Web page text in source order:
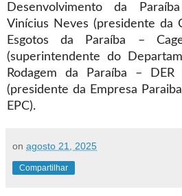
Desenvolvimento da
Vinícius Neves (presidente da
Esgotos da Paraíba –
(superintendente do
Rodagem da Paraíba –
(presidente da Empresa
EPC).
on agosto 21, 2025
Compartilhar